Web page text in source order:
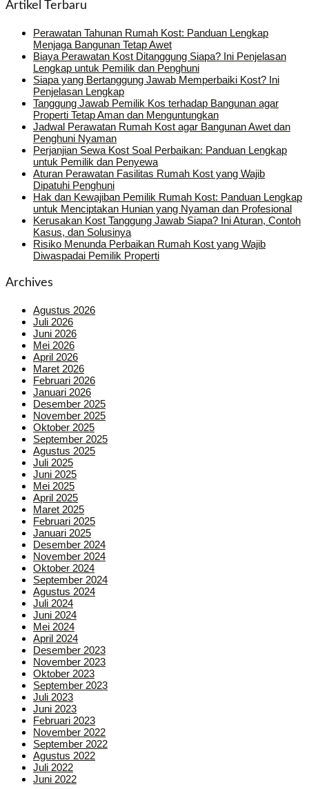
Artikel Terbaru
Perawatan Tahunan Rumah Kost: Panduan Lengkap
Menjaga Bangunan Tetap Awet
Biaya Perawatan Kost Ditanggung Siapa? Ini Penjelasan
Lengkap untuk Pemilik dan Penghuni
Siapa yang Bertanggung Jawab Memperbaiki Kost? Ini
Penjelasan Lengkap
Tanggung Jawab Pemilik Kos terhadap Bangunan agar
Properti Tetap Aman dan Menguntungkan
Jadwal Perawatan Rumah Kost agar Bangunan Awet dan
Penghuni Nyaman
Perjanjian Sewa Kost Soal Perbaikan: Panduan Lengkap
untuk Pemilik dan Penyewa
Aturan Perawatan Fasilitas Rumah Kost yang Wajib
Dipatuhi Penghuni
Hak dan Kewajiban Pemilik Rumah Kost: Panduan Lengkap
untuk Menciptakan Hunian yang Nyaman dan Profesional
Kerusakan Kost Tanggung Jawab Siapa? Ini Aturan, Contoh
Kasus, dan Solusinya
Risiko Menunda Perbaikan Rumah Kost yang Wajib
Diwaspadai Pemilik Properti
Archives
Agustus 2026
Juli 2026
Juni 2026
Mei 2026
April 2026
Maret 2026
Februari 2026
Januari 2026
Desember 2025
November 2025
Oktober 2025
September 2025
Agustus 2025
Juli 2025
Juni 2025
Mei 2025
April 2025
Maret 2025
Februari 2025
Januari 2025
Desember 2024
November 2024
Oktober 2024
September 2024
Agustus 2024
Juli 2024
Juni 2024
Mei 2024
April 2024
Desember 2023
November 2023
Oktober 2023
September 2023
Juli 2023
Juni 2023
Februari 2023
November 2022
September 2022
Agustus 2022
Juli 2022
Juni 2022